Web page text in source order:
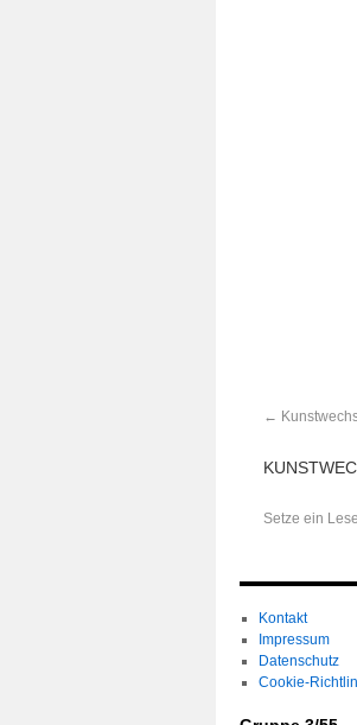
Setze ein
Kontakt
Impressum
Datenschutz
Cookie-